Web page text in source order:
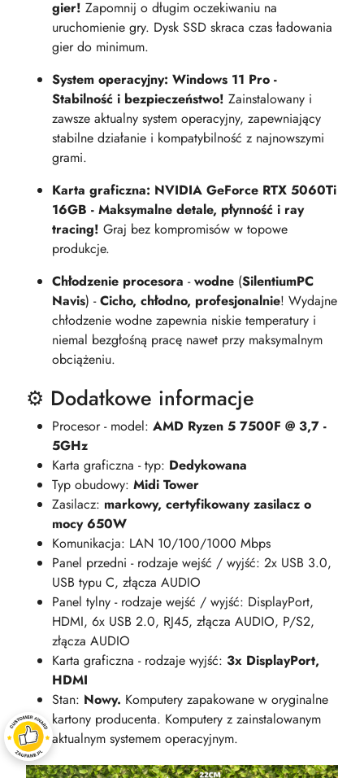
gier! Zapomnij o długim oczekiwaniu na
uruchomienie gry. Dysk SSD skraca czas ładowania
gier do minimum.
System operacyjny: Windows 11 Pro -
Stabilność i bezpieczeństwo! Zainstalowany i
zawsze aktualny system operacyjny, zapewniający
stabilne działanie i kompatybilność z najnowszymi
grami.
Karta graficzna: NVIDIA GeForce RTX 5060Ti
16GB - Maksymalne detale, płynność i ray
tracing! Graj bez kompromisów w topowe
produkcje.
Chłodzenie procesora -wodne (SilentiumPC
Navis) -Cicho, chłodno, profesjonalnie! Wydajne
chłodzenie wodne zapewnia niskie temperatury i
niemal bezgłośną pracę nawet przy maksymalnym
obciążeniu.
⚙️ Dodatkowe informacje
Procesor - model: AMD Ryzen 5 7500F @ 3,7 -
5GHz
Karta graficzna - typ: Dedykowana
Typ obudowy: Midi Tower
Zasilacz: markowy, certyfikowany zasilacz o
mocy 650W
Komunikacja: LAN 10/100/1000 Mbps
Panel przedni - rodzaje wejść / wyjść: 2x USB 3.0,
USB typu C, złącza AUDIO
Panel tylny - rodzaje wejść / wyjść: DisplayPort,
HDMI, 6x USB 2.0, RJ45, złącza AUDIO, P/S2,
złącza AUDIO
Karta graficzna - rodzaje wyjść: 3x DisplayPort,
HDMI
Stan: Nowy. Komputery zapakowane w oryginalne
kartony producenta. Komputery z zainstalowanym
aktualnym systemem operacyjnym.